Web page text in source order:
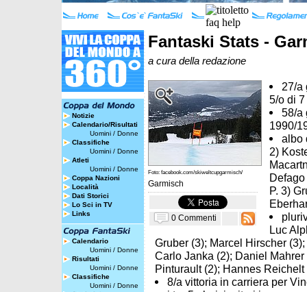
Notizie
Calendario/Risultati
Uomini / Donne
Classifiche
Uomini / Donne
Atleti
Uomini / Donne
Coppa Nazioni
Località
Dati Storici
Lo Sci in TV
Links
Calendario
Uomini / Donne
Risultati
Uomini / Donne
Classifiche
Uomini / Donne
Fantaski Stats -
a cura della redazione
Foto: facebook.com/skiweltcupgarmisch/
Garmisch
0 Commenti
27/a
5/o di
58/a
1990/
albo
2)
P. 3)
Luc
Gruber (3); Marcel Hirscher
Carlo Janka (2); Daniel
Pinturault (2); Hannes
8/a vittoria in carriera per